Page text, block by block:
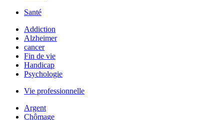
Santé
Addiction
Alzheimer
cancer
Fin de vie
Handicap
Psychologie
Vie professionnelle
Argent
Chômage